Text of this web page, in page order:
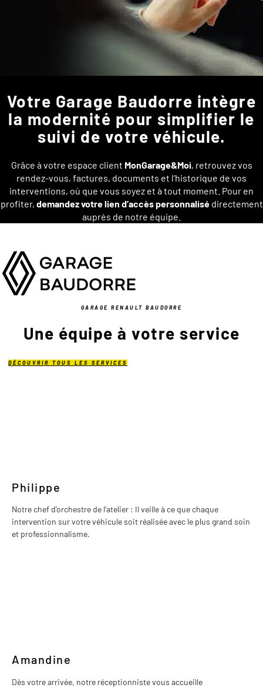
Votre Garage Baudorre intègre
la modernité pour simplifier le
suivi de votre véhicule.
Grâce à votre espace client MonGarage&Moi, retrouvez vos
rendez-vous, factures, documents et l’historique de vos
interventions, où que vous soyez et à tout moment. Pour en
profiter, demandez votre lien d’accès personnalisédirectement
auprès de notre équipe.
GARAGE RENAULT BAUDORRE
Une équipe à votre service
DÉCOUVRIR TOUS LES SERVICES
Philippe
Notre chef d'orchestre de l'atelier : Il veille à ce que chaque
intervention sur votre véhicule soit réalisée avec le plus grand soin
et professionnalisme.
Amandine
Dès votre arrivée, notre réceptionniste vous accueille